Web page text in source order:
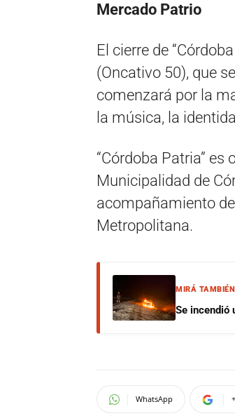
Mercado Patrio
El cierre de
(Oncativo 50), que
comenzará por la
la música, la
“Córdoba Patria”
Municipalidad de
acompañamiento
Metropolitana.
MIRÁ TAMBIÉN
Se incendió
WhatsApp